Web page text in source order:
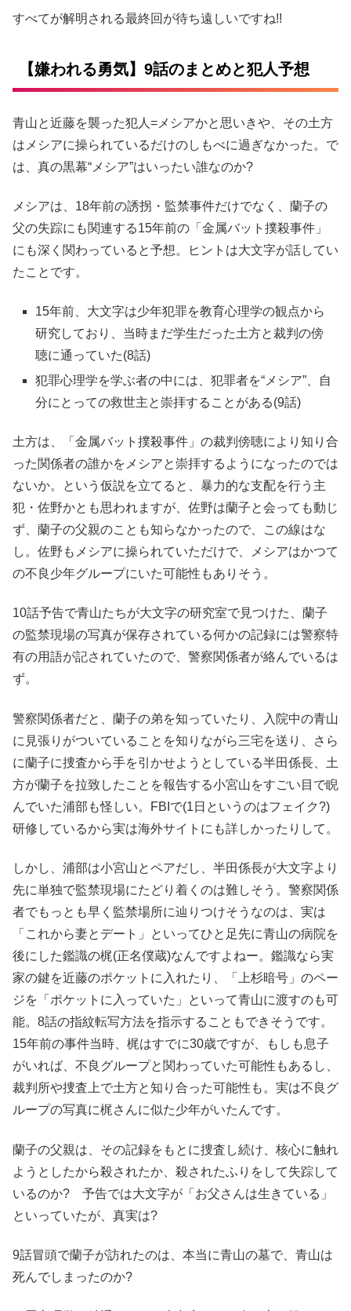
すべてが解明される最終回が待ち遠しいですね!!
【嫌われる勇気】9話のまとめと犯人予想
青山と近藤を襲った犯人=メシアかと思いきや、その土方
はメシアに操られているだけのしもべに過ぎなかった。で
は、真の黒幕“メシア”はいったい誰なのか?
メシアは、18年前の誘拐・監禁事件だけでなく、蘭子の
父の失踪にも関連する15年前の「金属バット撲殺事件」
にも深く関わっていると予想。ヒントは大文字が話してい
たことです。
15年前、大文字は少年犯罪を教育心理学の観点から
研究しており、当時まだ学生だった土方と裁判の傍
聴に通っていた(8話)
犯罪心理学を学ぶ者の中には、犯罪者を“メシア”、自
分にとっての救世主と崇拝することがある(9話)
土方は、「金属バット撲殺事件」の裁判傍聴により知り合
った関係者の誰かをメシアと崇拝するようになったのでは
ないか。という仮説を立てると、暴力的な支配を行う主
犯・佐野かとも思われますが、佐野は蘭子と会っても動じ
ず、蘭子の父親のことも知らなかったので、この線はな
し。佐野もメシアに操られていただけで、メシアはかつて
の不良少年グループにいた可能性もありそう。
10話予告で青山たちが大文字の研究室で見つけた、蘭子
の監禁現場の写真が保存されている何かの記録には警察特
有の用語が記されていたので、警察関係者が絡んでいるは
ず。
警察関係者だと、蘭子の弟を知っていたり、入院中の青山
に見張りがついていることを知りながら三宅を送り、さら
に蘭子に捜査から手を引かせようとしている半田係長、土
方が蘭子を拉致したことを報告する小宮山をすごい目で睨
んでいた浦部も怪しい。FBIで(1日というのはフェイク?)
研修しているから実は海外サイトにも詳しかったりして。
しかし、浦部は小宮山とペアだし、半田係長が大文字より
先に単独で監禁現場にたどり着くのは難しそう。警察関係
者でもっとも早く監禁場所に辿りつけそうなのは、実は
「これから妻とデート」といってひと足先に青山の病院を
後にした鑑識の梶(正名僕蔵)なんですよねー。鑑識なら実
家の鍵を近藤のポケットに入れたり、「上杉暗号」のペー
ジを「ポケットに入っていた」といって青山に渡すのも可
能。8話の指紋転写方法を指示することもできそうです。
15年前の事件当時、梶はすでに30歳ですが、もしも息子
がいれば、不良グループと関わっていた可能性もあるし、
裁判所や捜査上で土方と知り合った可能性も。実は不良グ
ループの写真に梶さんに似た少年がいたんです。
蘭子の父親は、その記録をもとに捜査し続け、核心に触れ
ようとしたから殺されたか、殺されたふりをして失踪して
いるのか? 予告では大文字が「お父さんは生きている」
といっていたが、真実は?
9話冒頭で蘭子が訪れたのは、本当に青山の墓で、青山は
死んでしまったのか?